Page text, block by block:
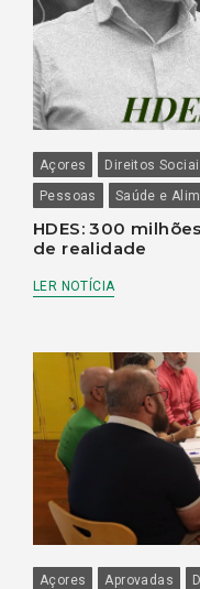
Açores Direitos
Pessoas
Saúde e
HDES: 300
de realidade
LER NOTÍCIA
Açores Aprovadas